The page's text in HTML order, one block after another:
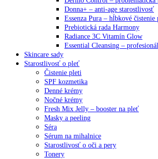
Donna+ – anti-age starostlivosť
Essenza Pura – hĺbkové čistenie
Prebiotická rada Harmony
Radiance 3C Vitamín Glow
Essential Cleansing –
Skincare sady
Starostlivosť o pleť
Čistenie pleti
SPF kozmetika
Denné krémy
Nočné krémy
Fresh Mix Jelly – booster na pleť
Masky a peeling
Séra
Sérum na mihalnice
Starostlivosť o oči a pery
Tonery